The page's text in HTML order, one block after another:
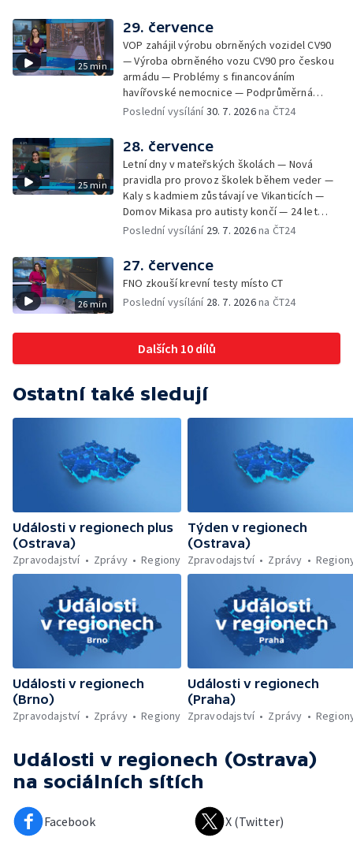
— Podvodník připravil 17 lidí o 4 miliony —
DPO pořídí 70 nových elektrobusů — V
Olomouci přibude 20 elektrobusů —
Mistryně světa Kneblová zpět v Olomouci —
Mobilní kurníky pomáhají s kvalitou půdy —
Výběr ze sociálních sítí ČT — Nové varhany v
Rudě u Rýmařova
25 min
29. července
VOP zahájil výrobu obrněných vozidel CV90
— Výroba obrněného vozu CV90 pro českou
armádu — Problémy s financováním
havířovské nemocnice — Podprůměrná
návštěvnost koupališť v červenci — Do
Nedostatek krve v transfuzních stanicích —
Spor kvůli novému chodníku na Keprník —
Olomoucké shakespearovské léto
Poslední vysílání30. 7. 2026na ČT24
25 min
28. července
Letní dny v mateřských školách — Nová
pravidla pro provoz školek během veder —
Kaly s kadmiem zůstávají ve Vikanticích —
Domov Mikasa pro autisty končí — 24 let
vězení za zapálení ženy — Kybernetický
Gorol se chystá na festival — Nová
cyklostezka až na Slovensko — AI pomáhá
při endoskopii — Výběr ze sociálních sítí ČT
— Zemřela baletka Vlasta Pavelcová —
Jičíně
Poslední vysílání 29. 7. 2026na ČT24
26 min
27. července
FNO zkouší krevní testy místo CT
Poslední vysílání 28. 7. 2026na ČT24
Dalších 10 dílů
Ostatní také sledují
Události v regionech plus
(Ostrava)
Zpravodajství
Zprávy Regiony
Týden v regionech
(Ostrava)
Zpravodajství
Zprávy
Události v regionech
(Brno)
Zpravodajství
Zprávy Regiony
Události v regionech
(Praha)
Zpravodajství
Zprávy
Události v regionech (Ostrava)
na sociálních sítích
Facebook X (Twitter)